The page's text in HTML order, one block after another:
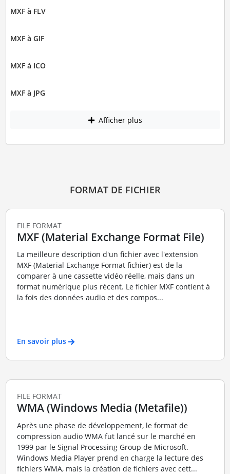
MXF à FLV
MXF à GIF
MXF à ICO
MXF à JPG
Afficher plus
FORMAT DE FICHIER
FILE FORMAT
MXF (Material Exchange Format File)
La meilleure description d'un fichier avec l'extension
MXF (Material Exchange Format fichier) est de la
comparer à une cassette vidéo réelle, mais dans un
format numérique plus récent. Le fichier MXF contient à
la fois des données audio et des compos...
En savoir plus
FILE FORMAT
WMA (Windows Media (Metafile))
Après une phase de développement, le format de
compression audio WMA fut lancé sur le marché en
1999 par le Signal Processing Group de Microsoft.
Windows Media Player prend en charge la lecture des
fichiers WMA, mais la création de fichiers avec cett...